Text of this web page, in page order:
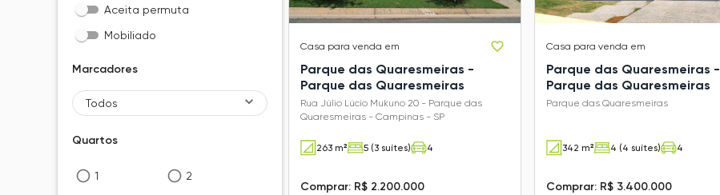
Aceita permuta
Mobiliado
Marcadores
Todos
Quartos
1 2
Casa para venda em
Parque das Quaresmeiras -
Parque das Quaresmeiras
Rua Júlio Lúcio Mukuno 20 - Parque das
Quaresmeiras - Campinas - SP
263 m² 5 (3 suítes) 4
Comprar: R$ 2.200.000
Casa para venda em
Parque das Quaresmeiras -
Parque das Quaresmeiras
Parque das Quaresmeiras
342 m² 4 (4 suítes) 4
Comprar: R$ 3.400.000